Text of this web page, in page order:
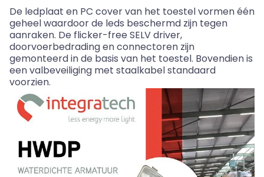
De ledplaat en PC covervan het toestel vormen één
geheel waardoor de leds beschermd zijn tegen
aanraken. De flicker-free SELV driver,
doorvoerbedrading en connectoren zijn
gemonteerd in de basis van het toestel. Bovendien is
een valbeveiliging met staalkabel standaard
voorzien.